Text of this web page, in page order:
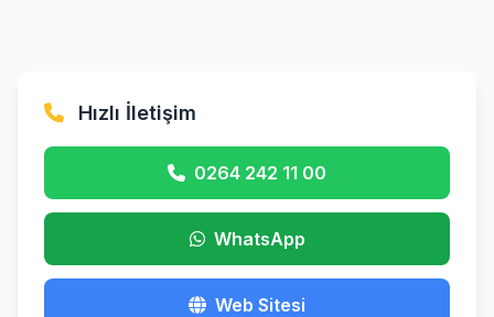
Hızlı İletişim
0264 242 11 00
WhatsApp
Web Sitesi